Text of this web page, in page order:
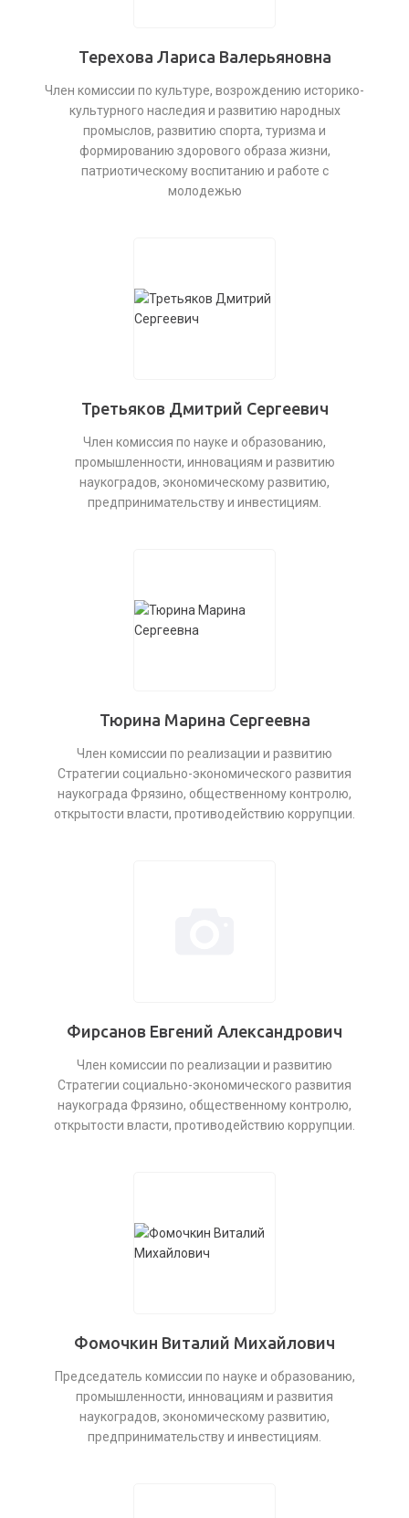
Терехова Лариса Валерьяновна
Член комиссии по культуре, возрождению историко-
культурного наследия и развитию народных
промыслов, развитию спорта, туризма и
формированию здорового образа жизни,
патриотическому воспитанию и работе с
молодежью
Третьяков Дмитрий Сергеевич
Член комиссия по науке и образованию,
промышленности, инновациям и развитию
наукоградов, экономическому развитию,
предпринимательству и инвестициям.
Тюрина Марина Сергеевна
Член комиссии по реализации и развитию
Стратегии социально-экономического развития
наукограда Фрязино, общественному контролю,
открытости власти, противодействию коррупции.
Фирсанов Евгений Александрович
Член комиссии по реализации и развитию
Стратегии социально-экономического развития
наукограда Фрязино, общественному контролю,
открытости власти, противодействию коррупции.
Фомочкин Виталий Михайлович
Председатель комиссии по науке и образованию,
промышленности, инновациям и развития
наукоградов, экономическому развитию,
предпринимательству и инвестициям.